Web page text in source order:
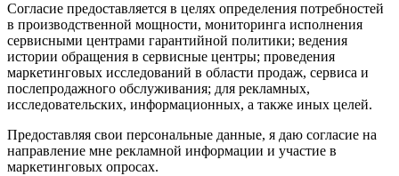
Согласие предоставляется в целях определения потребностей
в производственной мощности, мониторинга исполнения
сервисными центрами гарантийной политики; ведения
истории обращения в сервисные центры; проведения
маркетинговых исследований в области продаж, сервиса и
послепродажного обслуживания; для рекламных,
исследовательских, информационных, а также иных целей.
Предоставляя свои персональные данные, я даю согласие на
направление мне рекламной информации и участие в
маркетинговых опросах.